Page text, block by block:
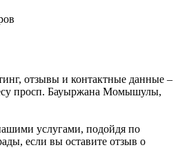
отзывы и контактные данные –
просп. Бауыржана Момышулы,
услугами, подойдя по
если вы оставите отзыв о